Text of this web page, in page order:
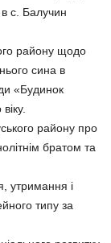
с. Балучин
району щодо
сина в
«Будинок
району про
братом та
утримання і
типу за